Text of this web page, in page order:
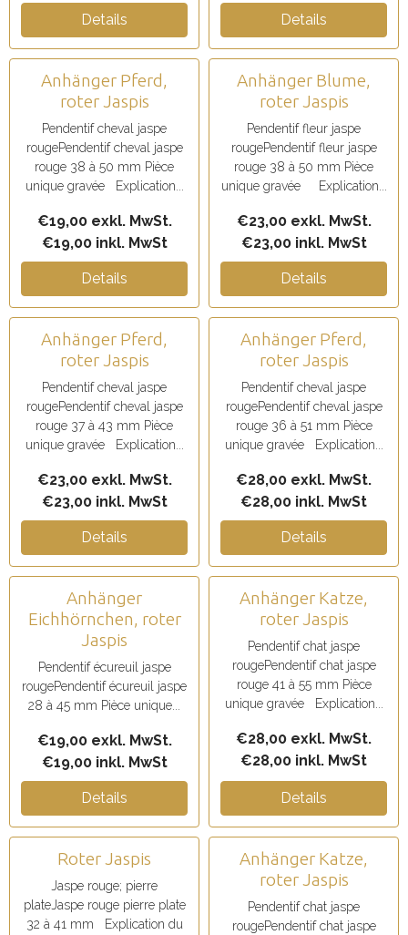
Details Details
Anhänger Pferd,
roter Jaspis
Pendentif cheval jaspe
rougePendentif cheval jaspe
rouge 38 à 50 mm Pièce
unique gravée Explication...
€19,00 exkl. MwSt.
€19,00 inkl. MwSt
Details
Anhänger Blume,
roter Jaspis
Pendentif fleur jaspe
rougePendentif fleur jaspe
rouge 38 à 50 mm Pièce
unique gravée Explication...
€23,00 exkl. MwSt.
€23,00 inkl. MwSt
Details
Anhänger Pferd,
roter Jaspis
Pendentif cheval jaspe
rougePendentif cheval jaspe
rouge 37 à 43 mm Pièce
unique gravée Explication...
€23,00 exkl. MwSt.
€23,00 inkl. MwSt
Details
Anhänger Pferd,
roter Jaspis
Pendentif cheval jaspe
rougePendentif cheval jaspe
rouge 36 à 51 mm Pièce
unique gravée Explication...
€28,00 exkl. MwSt.
€28,00 inkl. MwSt
Details
Anhänger
Eichhörnchen, roter
Jaspis
Pendentif écureuil jaspe
rougePendentif écureuil jaspe
28 à 45 mm Pièce unique...
€19,00 exkl. MwSt.
€19,00 inkl. MwSt
Details
Anhänger Katze,
roter Jaspis
Pendentif chat jaspe
rougePendentif chat jaspe
rouge 41 à 55 mm Pièce
unique gravée Explication...
€28,00 exkl. MwSt.
€28,00 inkl. MwSt
Details
Roter Jaspis
Jaspe rouge; pierre
plateJaspe rouge pierre plate
32 à 41 mm Explication du
Anhänger Katze,
roter Jaspis
Pendentif chat jaspe
rougePendentif chat jaspe